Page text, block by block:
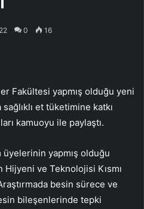
0 16
Fakültesi yapmış olduğu yeni
et tüketimine katkı
kamuoyu ile paylaştı.
yapmış olduğu
ve Teknolojisi Kısmı
besin sürece ve
bileşenlerinde tepki